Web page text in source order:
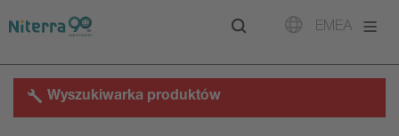
to
to
to
EMEA
Wyszukiwarka produktów